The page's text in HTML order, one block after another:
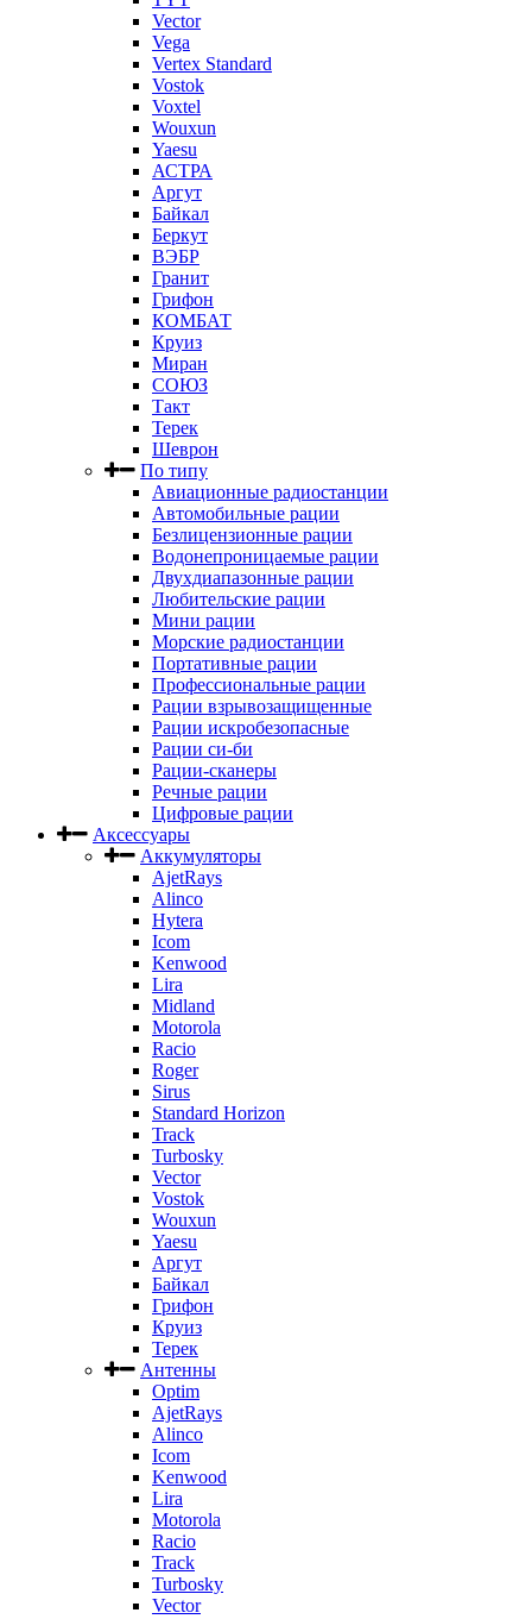
Vector
Vega
Vertex Standard
Vostok
Voxtel
Wouxun
Yaesu
АСТРА
Аргут
Байкал
Беркут
ВЭБР
Гранит
Грифон
КОМБАТ
Круиз
Миран
СОЮЗ
Такт
Терек
Шеврон
По типу
Авиационные радиостанции
Автомобильные рации
Безлицензионные рации
Водонепроницаемые рации
Двухдиапазонные рации
Любительские рации
Мини рации
Морские радиостанции
Портативные рации
Профессиональные рации
Рации взрывозащищенные
Рации искробезопасные
Рации си-би
Рации-сканеры
Речные рации
Цифровые рации
Аксессуары
Аккумуляторы
AjetRays
Alinco
Hytera
Icom
Kenwood
Lira
Midland
Motorola
Racio
Roger
Sirus
Standard Horizon
Track
Turbosky
Vector
Vostok
Wouxun
Yaesu
Аргут
Байкал
Грифон
Круиз
Терек
Антенны
Optim
AjetRays
Alinco
Icom
Kenwood
Lira
Motorola
Racio
Track
Turbosky
Vector